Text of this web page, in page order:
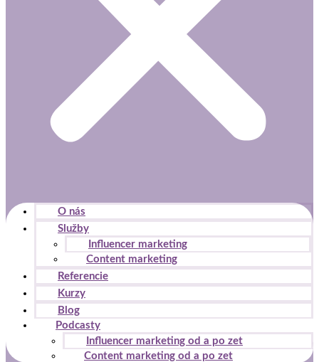
O nás
Služby
Influencer marketing
Content marketing
Referencie
Kurzy
Blog
Podcasty
Influencer marketing od a po zet
Content marketing od a po zet